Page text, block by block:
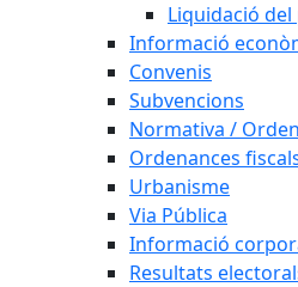
Liquidació
Informació
Convenis
Subvencions
Normativa /
Ordenances
Urbanisme
Via Pública
Informació
Resultats